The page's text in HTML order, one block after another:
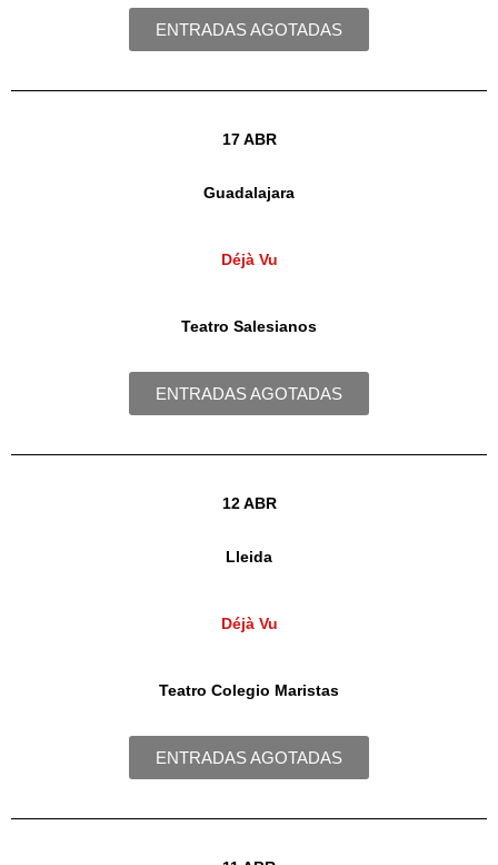
ENTRADAS AGOTADAS
17 ABR
Guadalajara
Déjà Vu
Teatro Salesianos
ENTRADAS AGOTADAS
12 ABR
Lleida
Déjà Vu
Teatro Colegio Maristas
ENTRADAS AGOTADAS